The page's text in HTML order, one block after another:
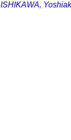
ISHIKAWA,